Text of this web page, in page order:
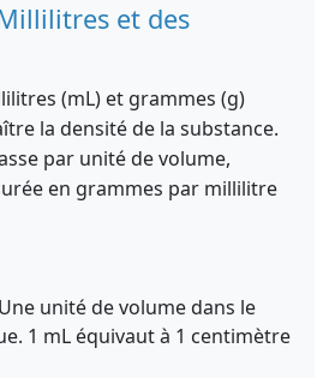
et des
(mL) et grammes (g)
la densité de la substance.
par unité de volume,
en grammes par millilitre
Une unité de volume dans le
1 mL équivaut à 1 centimètre